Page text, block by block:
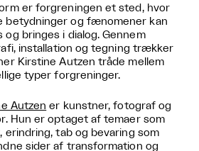
er forgreningen et sted, hvor
betydninger og fænomener kan
og bringes i dialog. Gennem
installation og tegning trækker
Kirstine Autzen tråde mellem
typer forgreninger.
Autzen er kunstner, fotograf og
Hun er optaget af temaer som
erindring, tab og bevaring som
sider af transformation og